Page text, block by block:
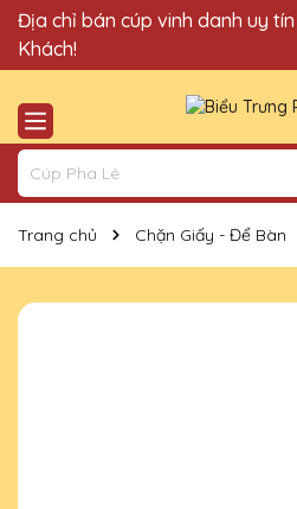
Quà Tặng Cúp Pha Lê Vinh
Khách!
Địa chỉ bán cúp vinh danh uy
Trang chủ Chặn Giấy - Để Bàn